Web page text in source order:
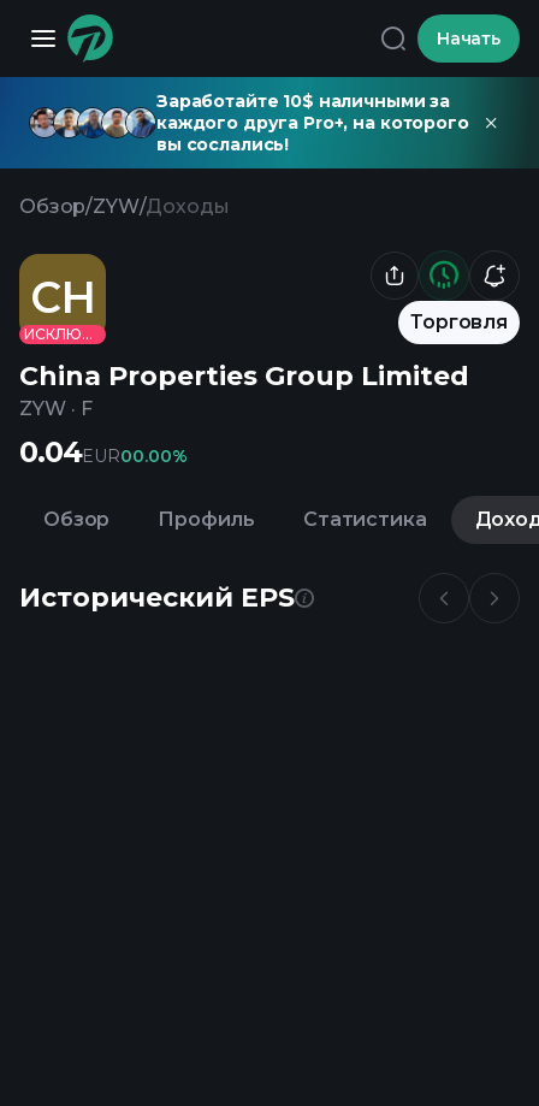
Начать
Заработайте 10$ наличными за
каждого друга Pro+, на которого
вы сослались!
Обзор/ZYW/Доходы
CH
ИСКЛЮЧЕНО
Торговля
China Properties Group Limited
ZYW · F
0.04EUR00.00%
Обзор Профиль Статистика
Исторический EPS